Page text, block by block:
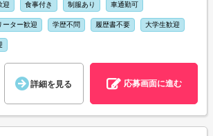
迎 食事付き 制服あり 車通勤可
ーター歓迎 学歴不問 履歴書不要 大学生歓迎
詳細を見る 応募画面に進む